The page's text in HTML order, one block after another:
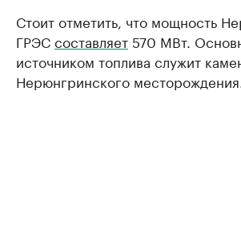
Стоит отметить, что мощность
ГРЭСсоставляет 570 МВт.
источником топлива служит
Нерюнгринского